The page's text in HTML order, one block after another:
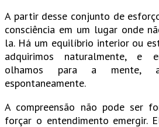
A partir desse conjunto de
consciência em um lugar onde
la. Há um equilíbrio interior ou
adquirimos naturalmente, e
olhamos para a mente,
espontaneamente.
A compreensão não pode ser
forçar o entendimento emergir.